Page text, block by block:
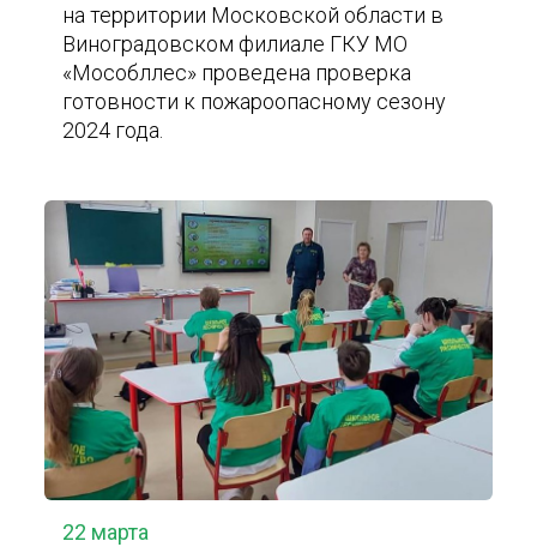
на территории Московской области в
Виноградовском филиале ГКУ МО
«Мособллес» проведена проверка
готовности к пожароопасному сезону
2024 года.
22 марта